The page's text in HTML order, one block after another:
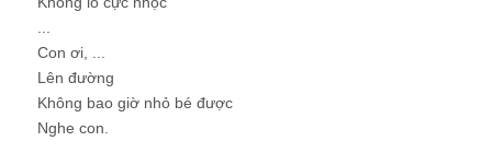
Con ơi, ...
Lên đường
Không bao giờ nhỏ bé được
Nghe con.